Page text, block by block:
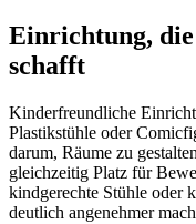
Einrichtung,
schafft
Kinderfreundliche
Plastikstühle oder
darum, Räume zu
gleichzeitig Platz für
kindgerechte Stühle oder
deutlich angenehmer